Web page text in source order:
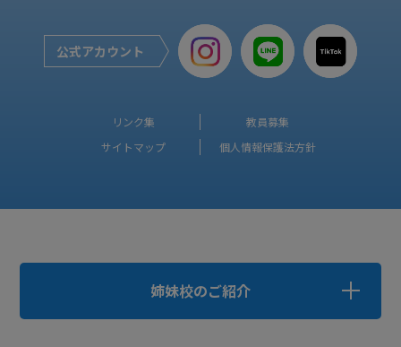
公式アカウント
リンク集
教員募集
サイトマップ
個人情報保護法方針
姉妹校のご紹介